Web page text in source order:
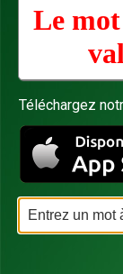
Le mot
Téléchargez